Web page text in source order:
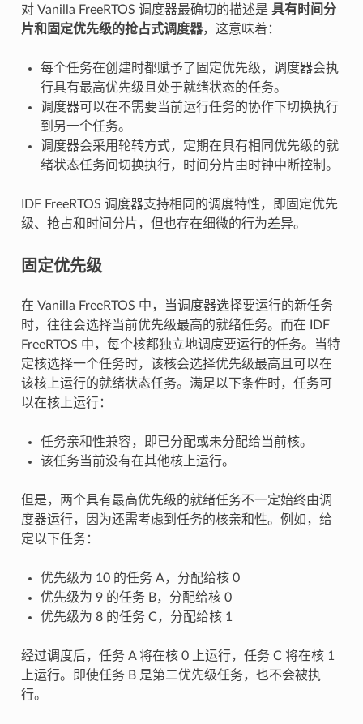
对 Vanilla FreeRTOS 调度器最确切的描述是 具有时间分
片和固定优先级的抢占式调度器，这意味着：
每个任务在创建时都赋予了固定优先级，调度器会执
行具有最高优先级且处于就绪状态的任务。
调度器可以在不需要当前运行任务的协作下切换执行
到另一个任务。
调度器会采用轮转方式，定期在具有相同优先级的就
绪状态任务间切换执行，时间分片由时钟中断控制。
IDF FreeRTOS 调度器支持相同的调度特性，即固定优先
级、抢占和时间分片，但也存在细微的行为差异。
固定优先级
在 Vanilla FreeRTOS 中，当调度器选择要运行的新任务
时，往往会选择当前优先级最高的就绪任务。而在 IDF
FreeRTOS 中，每个核都独立地调度要运行的任务。当特
定核选择一个任务时，该核会选择优先级最高且可以在
该核上运行的就绪状态任务。满足以下条件时，任务可
以在核上运行：
任务亲和性兼容，即已分配或未分配给当前核。
该任务当前没有在其他核上运行。
但是，两个具有最高优先级的就绪任务不一定始终由调
度器运行，因为还需考虑到任务的核亲和性。例如，给
定以下任务：
优先级为 10 的任务 A，分配给核 0
优先级为 9 的任务 B，分配给核 0
优先级为 8 的任务 C，分配给核 1
经过调度后，任务 A 将在核 0 上运行，任务 C 将在核 1
上运行。即使任务 B 是第二优先级任务，也不会被执
行。